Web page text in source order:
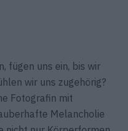
fügen uns ein, bis wir
wir uns zugehörig?
Fotografin mit
Melancholie